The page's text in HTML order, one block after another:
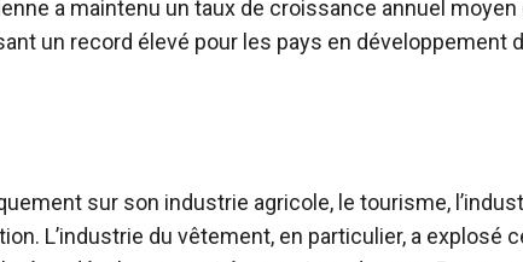
a maintenu un taux de croissance annuel moyen
un record élevé pour les pays en développement
sur son industrie agricole, le tourisme,
L’industrie du vêtement, en particulier, a explosé